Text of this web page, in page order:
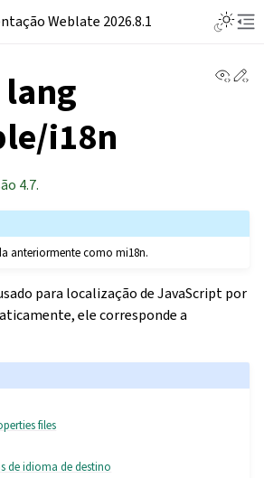
Weblate 2026.8.1
i18n
4.7.
anteriormente como mi18n.
para localização de JavaScript por
ele corresponde a
files
de idioma de destino